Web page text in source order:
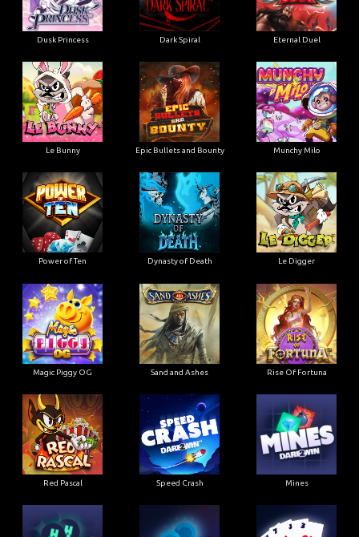
Dusk Princess Dark Spiral Eternal Duel
Le Bunny Epic Bullets and Bounty Munchy Milo
Power of Ten Dynasty of Death Le Digger
Magic Piggy OG Sand and Ashes Rise Of Fortuna
Red Pascal Speed Crash Mines